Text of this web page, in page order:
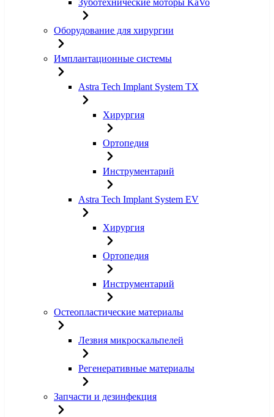
Зуботехнические моторы KaVo
Оборудование для хирургии
Имплантационные системы
Astra Tech Implant System TX
Хирургия
Ортопедия
Инструментарий
Astra Tech Implant System EV
Хирургия
Ортопедия
Инструментарий
Остеопластические материалы
Лезвия микроскальпелей
Регенеративные материалы
Запчасти и дезинфекция